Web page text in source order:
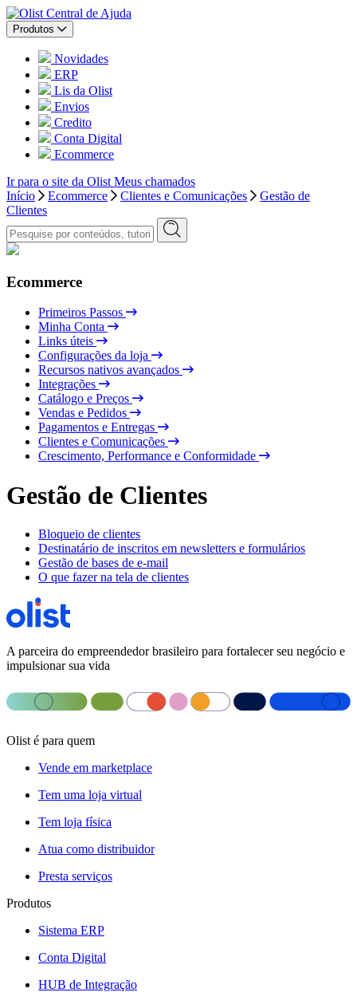
Central de Ajuda
Produtos
Novidades
ERP
Lis da Olist
Envios
Credito
Conta Digital
Ecommerce
Ir para o site da Olist Meus chamados
Início
Ecommerce Clientes e Comunicações
Gestão de
Clientes
Ecommerce
Primeiros Passos
Minha Conta
Links úteis
Configurações da loja
Recursos nativos avançados
Integrações
Catálogo e Preços
Vendas e Pedidos
Pagamentos e Entregas
Clientes e Comunicações
Crescimento, Performance e Conformidade
Gestão de Clientes
Bloqueio de clientes
Destinatário de inscritos em newsletters e formulários
Gestão de bases de e-mail
O que fazer na tela de clientes
A parceira do empreendedor brasileiro para fortalecer seu negócio e
impulsionar sua vida
Olist é para quem
Vende em marketplace
Tem uma loja virtual
Tem loja física
Atua como distribuidor
Presta serviços
Produtos
Sistema ERP
Conta Digital
HUB de Integração